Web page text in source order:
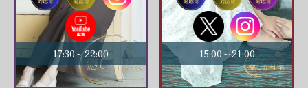
17:30～22:00 15:00～21:00